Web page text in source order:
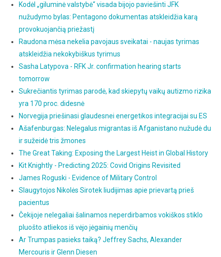
Kodėl „giluminė valstybė“ visada bijojo paviešinti JFK
nužudymo bylas: Pentagono dokumentas atskleidžia karą
provokuojančią priežastį
Raudona mėsa nekelia pavojaus sveikatai - naujas tyrimas
atskleidžia nekokybiškus tyrimus
Sasha Latypova - RFK Jr. confirmation hearing starts
tomorrow
Sukrečiantis tyrimas parodė, kad skiepytų vaikų autizmo rizika
yra 170 proc. didesnė
Norvegija priešinasi glaudesnei energetikos integracijai su ES
Ašafenburgas: Nelegalus migrantas iš Afganistano nužudė du
ir sužeidė tris žmones
The Great Taking: Exposing the Largest Heist in Global History
Kit Knightly - Predicting 2025: Covid Origins Revisited
James Roguski - Evidence of Military Control
Slaugytojos Nikolės Sirotek liudijimas apie prievartą prieš
pacientus
Čekijoje nelegaliai šalinamos neperdirbamos vokiškos stiklo
pluošto atliekos iš vėjo jėgainių menčių
Ar Trumpas pasieks taiką? Jeffrey Sachs, Alexander
Mercouris ir Glenn Diesen